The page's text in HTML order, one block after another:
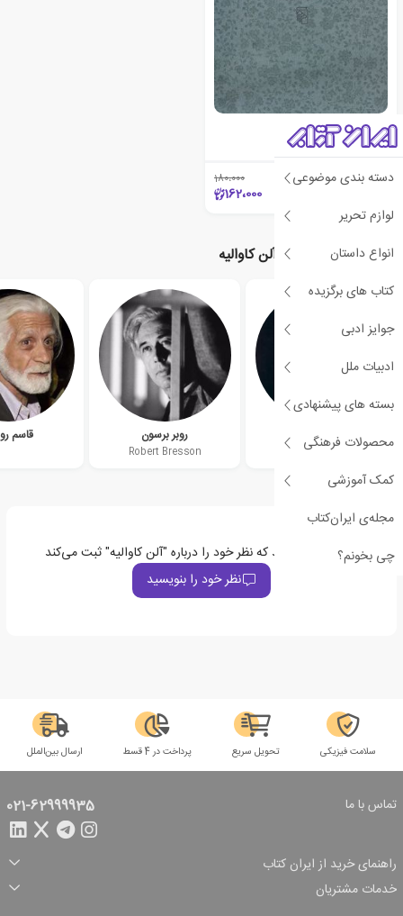
دسته بندی موضوعی
لوازم تحریر
انواع داستان
کتاب های برگزیده
جوایز ادبی
ادبیات ملل
بسته های پیشنهادی
محصولات فرهنگی
کمک آموزشی
مجله‌ی ایران‌کتاب
چی بخونم؟
ترز
آلن کاوالیه
٪10 180،000
162،000
نویسندگان مرتبط با آلن کاوالیه
بهرام بیضایی
Bahram Beizai
روبر برسون
Robert Bresson
قاسم
اولین نفری باشید که نظر خود را درباره "آلن کاوالیه" ثبت می‌کند
نظر خود را بنویسید
سلامت فیزیکی تحویل سریع پرداخت در 4 قسط ارسال بین‌الملل
تماس با ما 021-62999935
راهنمای خرید از ایران کتاب
ثبت سفارش
شرایط ارسال سفارش
شیوه پرداخت
تخفیف‌های خرید
خدمات مشتریان